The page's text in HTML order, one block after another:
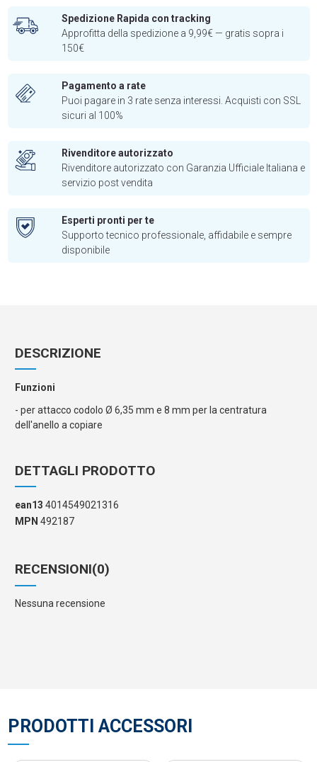
Spedizione Rapida con tracking
Approfitta della spedizione a 9,99€ — gratis sopra i
150€
Pagamento a rate
Puoi pagare in 3 rate senza interessi. Acquisti con SSL
sicuri al 100%
Rivenditore autorizzato
Rivenditore autorizzato con Garanzia Ufficiale Italiana e
servizio post vendita
Esperti pronti per te
Supporto tecnico professionale, affidabile e sempre
disponibile
DESCRIZIONE
Funzioni
- per attacco codolo Ø 6,35 mm e 8 mm per la centratura
dell'anello a copiare
DETTAGLI PRODOTTO
ean13 4014549021316
MPN 492187
RECENSIONI(0)
Nessuna recensione
PRODOTTI ACCESSORI